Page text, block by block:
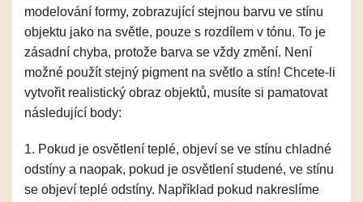
modelování formy, zobrazující stejnou barvu ve stínu
objektu jako na světle, pouze s rozdílem v tónu. To je
zásadní chyba, protože barva se vždy změní. Není
možné použít stejný pigment na světlo a stín! Chcete-li
vytvořit realistický obraz objektů, musíte si pamatovat
následující body:
1. Pokud je osvětlení teplé, objeví se ve stínu chladné
odstíny a naopak, pokud je osvětlení studené, ve stínu
se objeví teplé odstíny. Například pokud nakreslíme